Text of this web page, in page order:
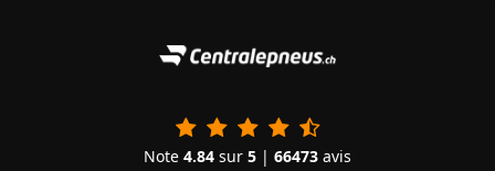
Note 4.84 sur 5 | 66473 avis